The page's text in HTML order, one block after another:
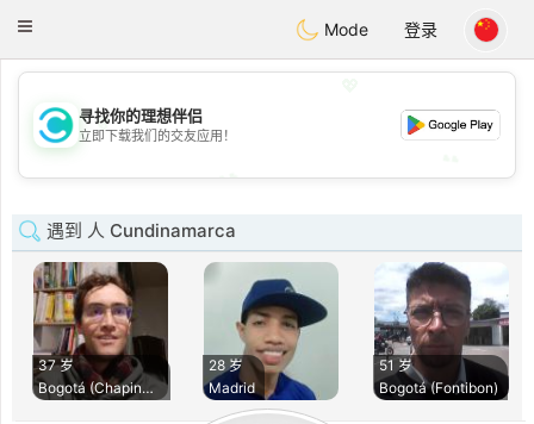
Citas
Toggle
Mode 登录
💖
💕
寻找你的理想伴侣
立即下载我们的交友应用！
遇到 人 Cundinamarca
37 岁
Bogotá (Chapinero)
28 岁
Madrid
51 岁
Bogotá (Fontibon)